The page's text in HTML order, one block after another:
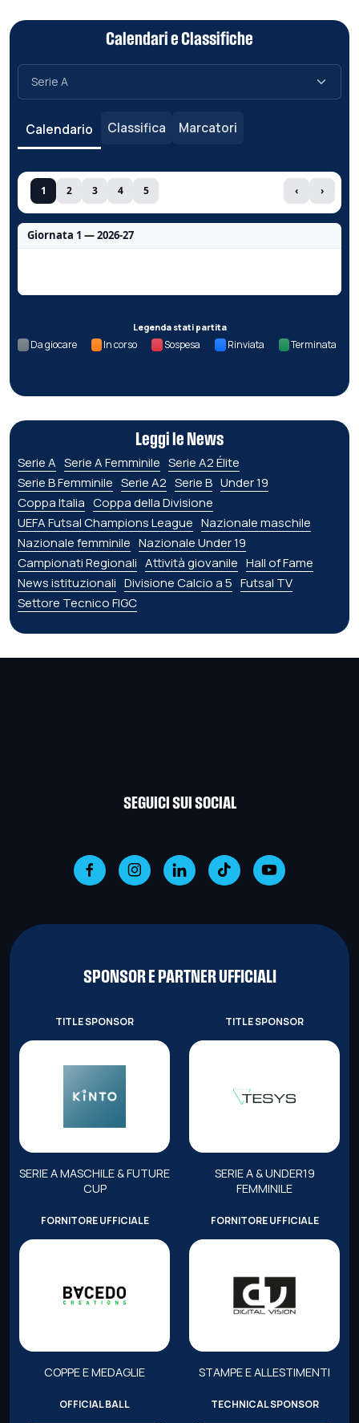
Calendari e Classifiche
Calendario Classifica Marcatori
1 2 3 4 5 ‹ ›
Giornata 1 — 2026-27
Legenda stati partita
Da giocare In corso Sospesa Rinviata Terminata
Leggi le News
Serie A Serie A Femminile Serie A2 Élite
Serie B Femminile Serie A2 Serie B Under 19
Coppa Italia Coppa della Divisione
UEFA Futsal Champions League Nazionale maschile
Nazionale femminile Nazionale Under 19
Campionati Regionali Attività giovanile Hall of Fame
News istituzionali Divisione Calcio a 5 Futsal TV
Settore Tecnico FIGC
SEGUICI SUI SOCIAL
SPONSOR E PARTNER UFFICIALI
TITLE SPONSOR
SERIE A MASCHILE & FUTURE
CUP
TITLE SPONSOR
SERIE A & UNDER19
FEMMINILE
FORNITORE UFFICIALE
COPPE E MEDAGLIE
FORNITORE UFFICIALE
STAMPE E ALLESTIMENTI
OFFICIAL BALL TECHNICAL SPONSOR